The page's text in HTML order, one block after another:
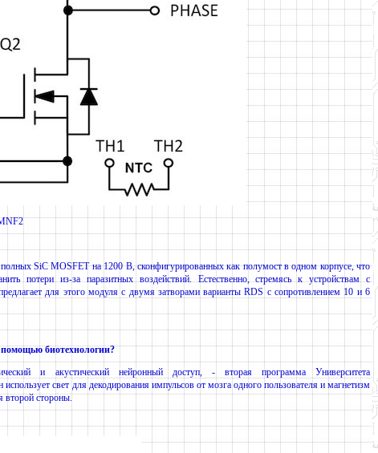
SiC MOSFET на 1200 В, сконфигурированных как полумост в одном корпусе, что
потери из-за паразитных воздействий. Естественно, стремясь к устройствам с
для этого модуля с двумя затворами варианты RDS с сопротивлением 10 и 6
биотехнологии?
и акустический нейронный доступ, - вторая программа Университета
свет для декодирования импульсов от мозга одного пользователя и магнетизм
второй стороны.